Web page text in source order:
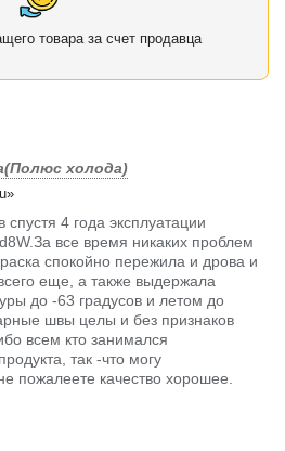
товара за счет продавца
холода)
4 года эксплуатации
все время никаких проблем
спокойно пережила и дрова и
еще, а также выдержала
до -63 градусов и летом до
швы целы и без признаков
всем кто занимался
так -что могу
пожалеете качество хорошее.